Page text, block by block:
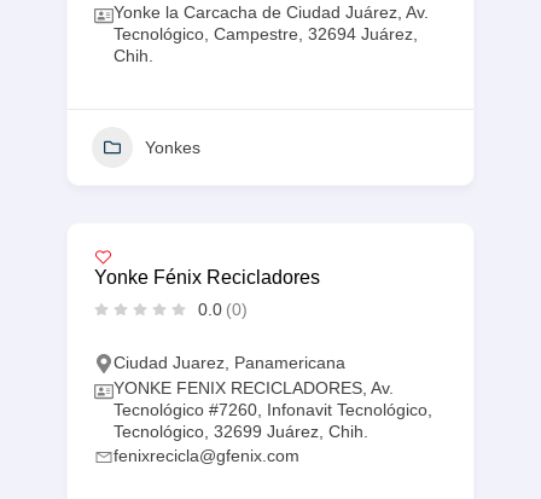
Yonke la Carcacha de Ciudad Juárez, Av.
Tecnológico, Campestre, 32694 Juárez,
Chih.
Yonkes
Yonke Fénix Recicladores
0.0 (0)
Ciudad Juarez Panamericana
YONKE FENIX RECICLADORES, Av.
Tecnológico #7260, Infonavit Tecnológico,
Tecnológico, 32699 Juárez, Chih.
fenixrecicla@gfenix.com